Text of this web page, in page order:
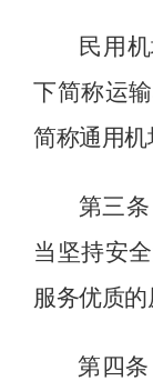
民用
下简称运
简称通用机
第三条
当坚持安
服务优质的
第四条